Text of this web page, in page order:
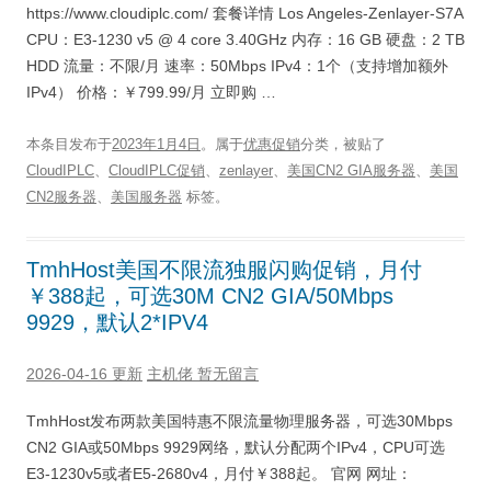
https://www.cloudiplc.com/ 套餐详情 Los Angeles-Zenlayer-S7A
CPU：E3-1230 v5 @ 4 core 3.40GHz 内存：16 GB 硬盘：2 TB
HDD 流量：不限/月 速率：50Mbps IPv4：1个（支持增加额外
IPv4） 价格：￥799.99/月 立即购 …
本条目发布于2023年1月4日 。属于优惠促销分类，被贴了
CloudIPLC、 CloudIPLC促销、 zenlayer、 美国CN2 GIA服务器、 美国
CN2服务器、 美国服务器 标签。
TmhHost美国不限流独服闪购促销，月付
￥388起，可选30M CN2 GIA/50Mbps
9929，默认2*IPV4
2026-04-16 更新 主机佬 暂无留言
TmhHost发布两款美国特惠不限流量物理服务器，可选30Mbps
CN2 GIA或50Mbps 9929网络，默认分配两个IPv4，CPU可选
E3-1230v5或者E5-2680v4，月付￥388起。 官网 网址：